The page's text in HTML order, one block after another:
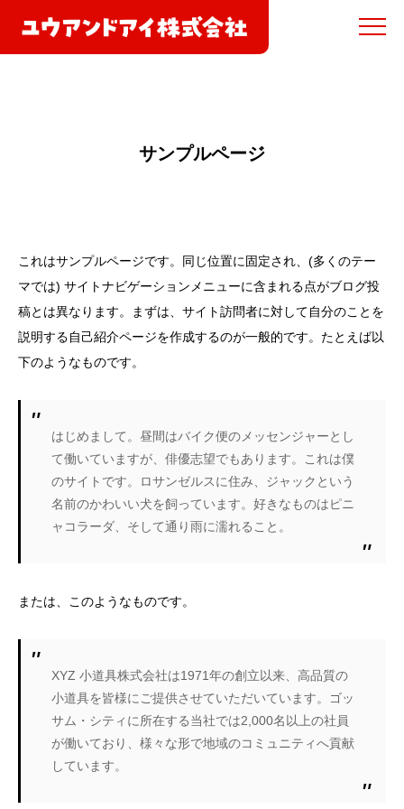
サンプルページ
これはサンプルページです。同じ位置に固定され、(多くのテー
マでは) サイトナビゲーションメニューに含まれる点がブログ投
稿とは異なります。まずは、サイト訪問者に対して自分のことを
説明する自己紹介ページを作成するのが一般的です。たとえば以
下のようなものです。
はじめまして。昼間はバイク便のメッセンジャーとし
て働いていますが、俳優志望でもあります。これは僕
のサイトです。ロサンゼルスに住み、ジャックという
名前のかわいい犬を飼っています。好きなものはピニ
ャコラーダ、そして通り雨に濡れること。
または、このようなものです。
XYZ 小道具株式会社は1971年の創立以来、高品質の
小道具を皆様にご提供させていただいています。ゴッ
サム・シティに所在する当社では2,000名以上の社員
が働いており、様々な形で地域のコミュニティへ貢献
しています。